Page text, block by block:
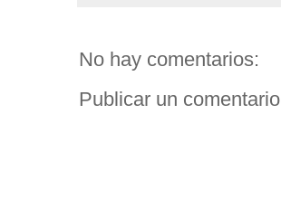
No hay comentarios:
Publicar un comentario